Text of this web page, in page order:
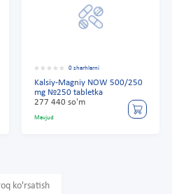
0 sharhlarni
Kalsiy-Magniy NOW 500/250
mg №250 tabletka
277 440 so'm
Mavjud
ko'rsatish